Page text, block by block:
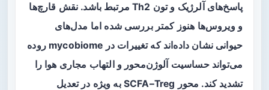
پاسخ‌های آلرژیک و تون Th2 مرتبط باشد. نقش قارچ‌ها
و ویروس‌ها هنوز کمتر بررسی شده اما مدل‌های
حیوانی نشان داده‌اند که تغییرات در mycobiome روده
می‌تواند حساسیت آلوژن‌محور و التهاب مجاری هوا را
تشدید کند. محور SCFA–Treg به ویژه در تعدیل